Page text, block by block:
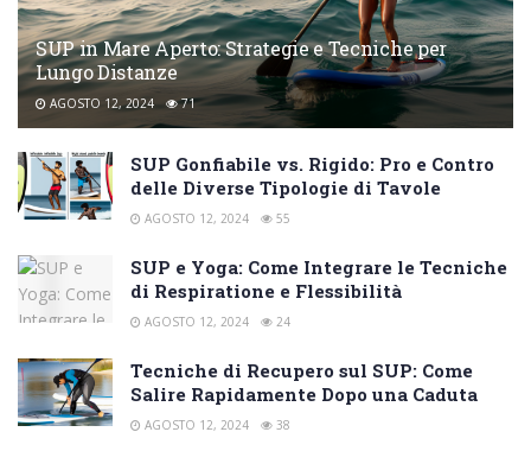
SUP in Mare Aperto: Strategie e Tecniche per
Lungo Distanze
AGOSTO 12, 2024 71
SUP Gonfiabile vs. Rigido: Pro e Contro
delle Diverse Tipologie di Tavole
AGOSTO 12, 2024 55
SUP e Yoga: Come Integrare le Tecniche
di Respiratione e Flessibilità
AGOSTO 12, 2024 24
Tecniche di Recupero sul SUP: Come
Salire Rapidamente Dopo una Caduta
AGOSTO 12, 2024 38